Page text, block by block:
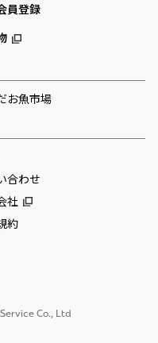
員登録
お魚市場
合わせ
社
約
Co., Ltd